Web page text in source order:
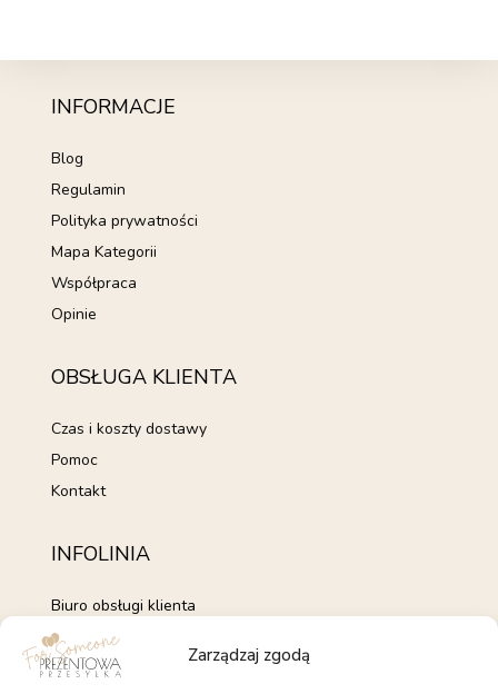
Zarządzaj zgodą
INFORMACJE
Blog
Regulamin
Polityka prywatności
Mapa Kategorii
Współpraca
Opinie
OBSŁUGA KLIENTA
Czas i koszty dostawy
Pomoc
Kontakt
INFOLINIA
Biuro obsługi klienta
+48 735 843 843
pon. - pt. 7:00 - 15:00